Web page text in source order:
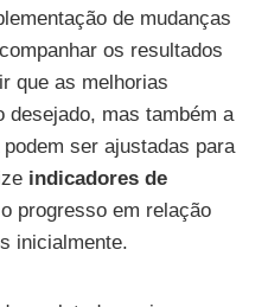
de mudanças
os resultados
que as melhorias
desejado, mas também a
ser ajustadas para
indicadores de
progresso em relação
inicialmente.